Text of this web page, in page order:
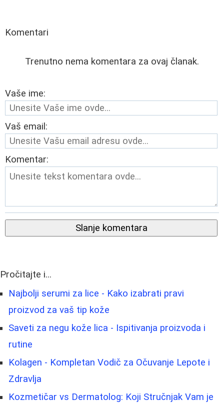
Komentari
Trenutno nema komentara za ovaj članak.
Vaše ime:
Vaš email:
Komentar:
Slanje komentara
Pročitajte i...
Najbolji serumi za lice - Kako izabrati pravi
proizvod za vaš tip kože
Saveti za negu kože lica - Ispitivanja proizvoda i
rutine
Kolagen - Kompletan Vodič za Očuvanje Lepote i
Zdravlja
Kozmetičar vs Dermatolog: Koji Stručnjak Vam je